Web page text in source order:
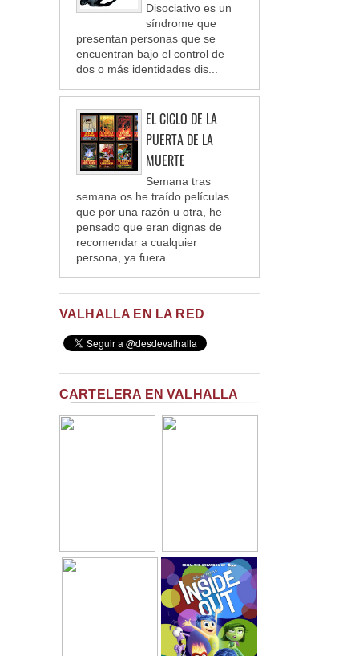
Disociativo es un
síndrome que
presentan personas que se
encuentran bajo el control de
dos o más identidades dis...
EL CICLO DE LA
PUERTA DE LA
MUERTE
Semana tras
semana os he traído películas
que por una razón u otra, he
pensado que eran dignas de
recomendar a cualquier
persona, ya fuera ...
VALHALLA EN LA RED
CARTELERA EN VALHALLA